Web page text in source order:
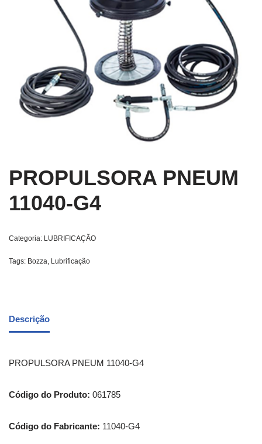
PROPULSORA PNEUM
11040-G4
Categoria: LUBRIFICAÇÃO
Tags: Bozza Lubrificação
Descrição
PROPULSORA PNEUM 11040-G4
Código do Produto: 061785
Código do Fabricante: 11040-G4